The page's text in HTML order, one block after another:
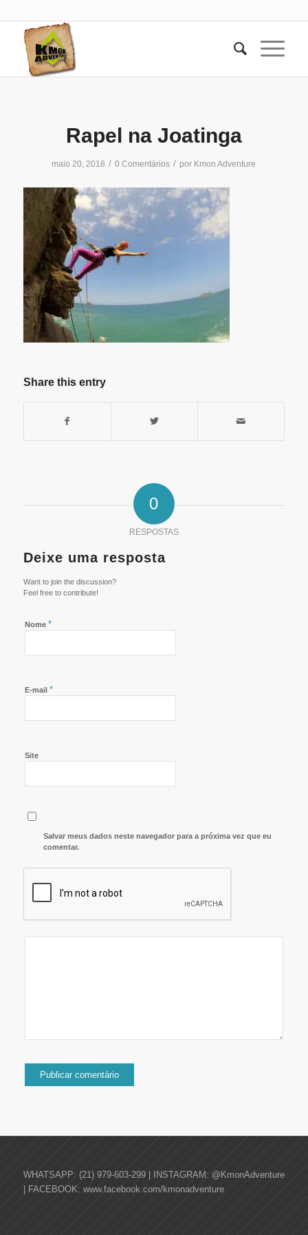
Rapel na Joatinga
maio 20, 2018 / 0 Comentários / por Kmon Adventure
Share this entry
0
RESPOSTAS
Deixe uma resposta
Want to join the discussion?
Feel free to contribute!
Nome *
E-mail *
Site
Salvar meus dados neste navegador para a próxima vez que eu
comentar.
WHATSAPP: (21) 979-603-299 | INSTAGRAM: @KmonAdventure
| FACEBOOK: www.facebook.com/kmonadventure